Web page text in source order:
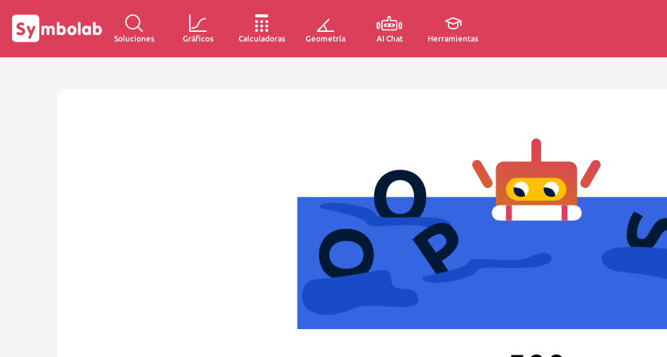
Soluciones Gráficos Calculadoras Geometría AI Chat Herramientas